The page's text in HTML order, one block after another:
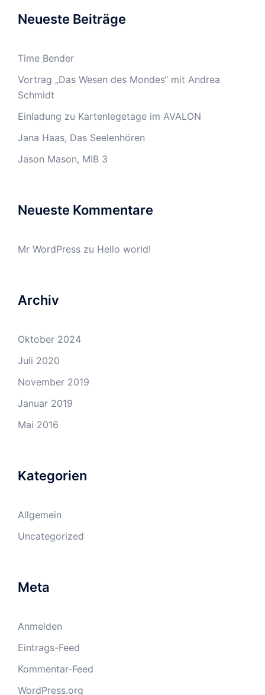
Neueste Beiträge
Time Bender
Vortrag „Das Wesen des Mondes“ mit Andrea
Schmidt
Einladung zu Kartenlegetage im AVALON
Jana Haas, Das Seelenhören
Jason Mason, MIB 3
Neueste Kommentare
Mr WordPress zu Hello world!
Archiv
Oktober 2024
Juli 2020
November 2019
Januar 2019
Mai 2016
Kategorien
Allgemein
Uncategorized
Meta
Anmelden
Eintrags-Feed
Kommentar-Feed
WordPress.org